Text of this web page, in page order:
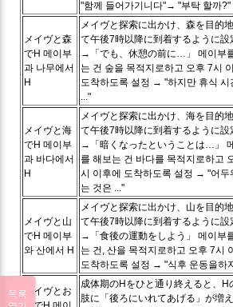
"함께 들어가기니다"→ "부탁 할까?"
メイヴと森
でH 메이부
과 나무에서
H
メイヴと探索に出かけ、森を目的
て午後7時以降に到着するように設
→「でも、休憩の前に…」
메이부
는 건 숲을 목적지로하고 오후 7시
도착하도록 설정 → "하지만 휴식 시
..."
メイヴと海
でH 메이부
과 바다에서
H
メイヴと探索に出かけ、海を目的
て午後7時以降に到着するように設
→「暗くなったということは…」
를 해보는 건 바다를 목적지로하고
시 이후에 도착하도록 설정 → "어두
는 것은 ..."
メイヴと山
でH 메이부
와 산에서 H
メイヴと探索に出かけ、山を目的
て午後7時以降に到着するように設
→「食後の運動をしよう」
메이부
는 건, 산을 목적지로하고 오후 7시
도착하도록 설정 → "식후 운동을하
メイヴとお
成体期のHをひと通り終えると、H
肢に「後ろにいれてあげる」が増
목록